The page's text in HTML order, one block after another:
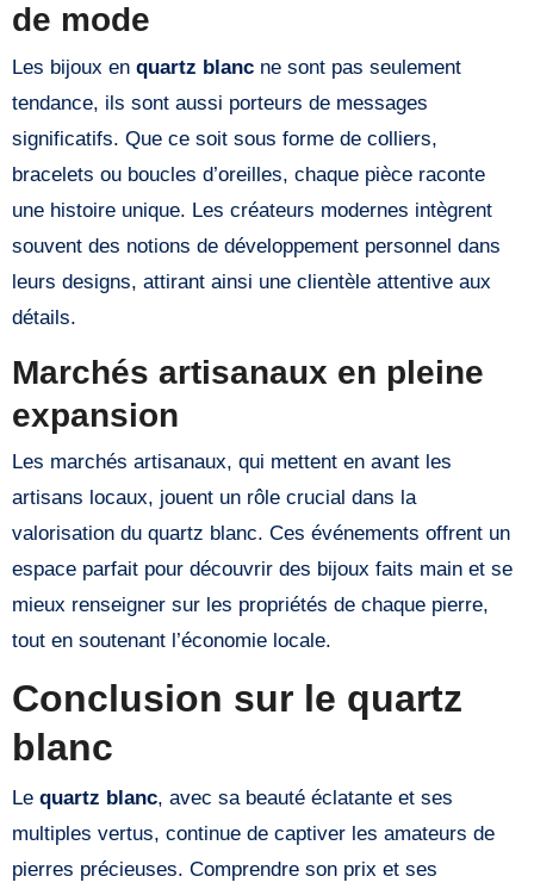
de mode
Les bijoux en quartz blancne sont pas seulement
tendance, ils sont aussi porteurs de messages
significatifs. Que ce soit sous forme de colliers,
bracelets ou boucles d’oreilles, chaque pièce raconte
une histoire unique. Les créateurs modernes intègrent
souvent des notions de développement personnel dans
leurs designs, attirant ainsi une clientèle attentive aux
détails.
Marchés artisanaux en pleine
expansion
Les marchés artisanaux, qui mettent en avant les
artisans locaux, jouent un rôle crucial dans la
valorisation du quartz blanc. Ces événements offrent un
espace parfait pour découvrir des bijoux faits main et se
mieux renseigner sur les propriétés de chaque pierre,
tout en soutenant l’économie locale.
Conclusion sur le quartz
blanc
Le quartz blanc, avec sa beauté éclatante et ses
multiples vertus, continue de captiver les amateurs de
pierres précieuses. Comprendre son prix et ses